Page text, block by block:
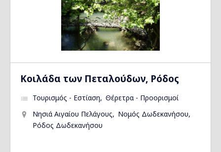
Kοιλάδα των Πεταλούδων, Ρόδος
Τουρισμός - Εστίαση
Θέρετρα - Προορισμοί
Νησιά Αιγαίου Πελάγους
Νομός Δωδεκανήσου
Ρόδος Δωδεκανήσου